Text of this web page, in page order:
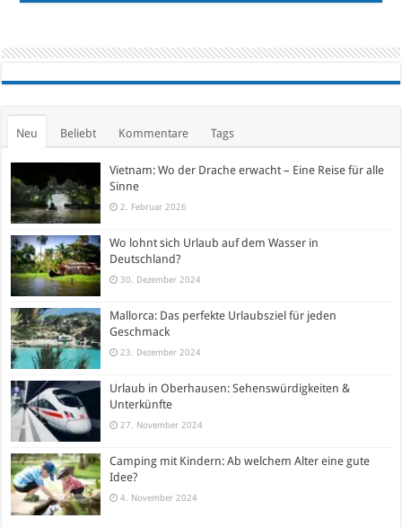
Neu Beliebt Kommentare Tags
Vietnam: Wo der Drache erwacht – Eine Reise für alle
Sinne
2. Februar 2026
Wo lohnt sich Urlaub auf dem Wasser in
Deutschland?
30. Dezember 2024
Mallorca: Das perfekte Urlaubsziel für jeden
Geschmack
23. Dezember 2024
Urlaub in Oberhausen: Sehenswürdigkeiten &
Unterkünfte
27. November 2024
Camping mit Kindern: Ab welchem Alter eine gute
Idee?
4. November 2024